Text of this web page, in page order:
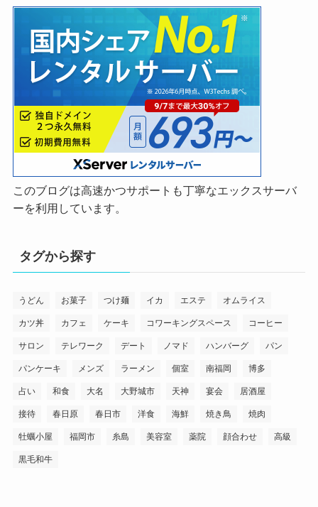
このブログは高速かつサポートも丁寧なエックスサーバ
ーを利用しています。
タグから探す
うどん お菓子 つけ麺 イカ エステ オムライス
カツ丼 カフェ ケーキ コワーキングスペース コーヒー
サロン テレワーク デート ノマド ハンバーグ パン
パンケーキ メンズ ラーメン 個室 南福岡 博多
占い 和食 大名 大野城市 天神 宴会 居酒屋
接待 春日原 春日市 洋食 海鮮 焼き鳥 焼肉
牡蠣小屋 福岡市 糸島 美容室 薬院 顔合わせ 高級
黒毛和牛